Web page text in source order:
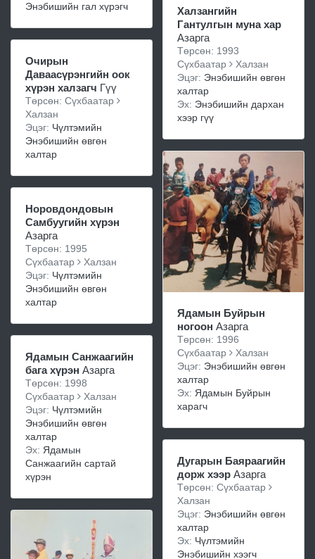
Энэбишийн гал хүрэгч
Очирын
Даваасүрэнгийн оок
хүрэн халзагч Гүү
Төрсөн: Сүхбаатар
Халзан
Эцэг: Чүлтэмийн
Энэбишийн өвгөн
халтар
Норовдондовын
Самбуугийн хүрэн
Азарга
Төрсөн: 1995
Сүхбаатар
Халзан
Эцэг: Чүлтэмийн
Энэбишийн өвгөн
халтар
Ядамын Санжаагийн
бага хүрэн Азарга
Төрсөн: 1998
Сүхбаатар
Халзан
Эцэг: Чүлтэмийн
Энэбишийн өвгөн
халтар
Эх: Ядамын
Санжаагийн сартай
хүрэн
Халзангийн
Гантулгын муна хар
Азарга
Төрсөн: 1993
Сүхбаатар
Халзан
Эцэг: Энэбишийн өвгөн
халтар
Эх: Энэбишийн дархан
хээр гүү
Ядамын Буйрын
ногоон Азарга
Төрсөн: 1996
Сүхбаатар
Халзан
Эцэг: Энэбишийн өвгөн
халтар
Эх: Ядамын Буйрын
харагч
Дугарын Баяраагийн
дорж хээр Азарга
Төрсөн: Сүхбаатар
Халзан
Эцэг: Энэбишийн өвгөн
халтар
Эх: Чүлтэмийн
Энэбишийн хээгч